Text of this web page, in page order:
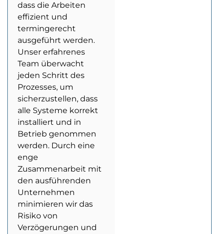
dass die Arbeiten
effizient und
termingerecht
ausgeführt werden.
Unser erfahrenes
Team überwacht
jeden Schritt des
Prozesses, um
sicherzustellen, dass
alle Systeme korrekt
installiert und in
Betrieb genommen
werden. Durch eine
enge
Zusammenarbeit mit
den ausführenden
Unternehmen
minimieren wir das
Risiko von
Verzögerungen und